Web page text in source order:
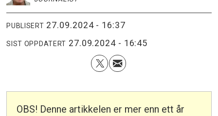
PUBLISERT 27.09.2024 - 16:37
SIST OPPDATERT 27.09.2024 - 16:45
OBS! Denne artikkelen er mer enn ett år